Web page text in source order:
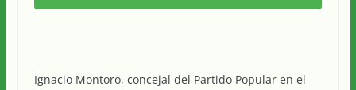
Ignacio Montoro, concejal del Partido Popular en el